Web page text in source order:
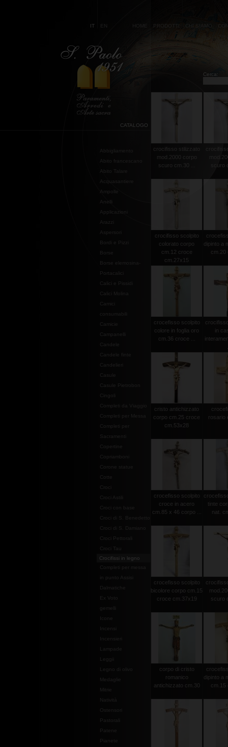
IT EN HOME PRODOTTI CHI SIAMO
Cerca:
CATALOGO
Abbigliamento
Abito francescano
Abito Talare
Acquasantiere
Ampolle
Anelli
Applicazioni
Arazzi
Aspersori
Bordi e Pizzi
Borse
Borse elemosina-
Portacalici
Calici e Pissidi
Calici Molina
Campanelli
Candele
Candele finte
Candelieri
Casule
Casule Pietrobon
Cingoli
Completi da Viaggio
Completi per Messa
Completi per
Sacramenti
Copertine
Copriamboni
Corone statue
Cotte
Croci
Croci Astili
Croci con base
Croci di S. Benedetto
Croci di S. Damiano
Croci Pettorali
Croci Tau
Crocifissi in legno
Completi per messa
in punto Assisi
Dalmatiche
Ex Voto
gemelli
Leggii
Legno di olivo
Medaglie
Mitrie
Natività
Ostensori
Pastorali
Patene
Pianete
crocifisso stilizzato
mod.2000 corpo
scuro cm.30 ...
scuro
crocifisso scolpito
colorato corpo
cm.12 croce
cm.27x15
dipinto a
cm.20
crocefisso scolpito
colore in foglia oro
cm.36 croce ...
in
cristo antichizzato
corpo cm.25 croce
cm.53x28
rosario
crocefisso scolpito
croce in acero
cm.85 x 46 corpo ...
tinte
nat.
crocefisso scolpito
bicolore corpo cm.15
croce cm.37x19
scuro
corpo di cristo
romanico
antichizzato cm.30
dipinto a
cm.15